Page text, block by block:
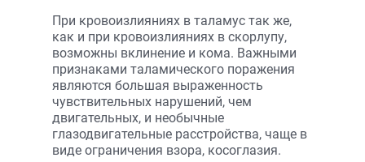
При кровоизлияниях в таламус так же,
как и при кровоизлияниях в скорлупу,
возможны вклинение и кома. Важными
признаками таламического поражения
являются большая выраженность
чувствительных нарушений, чем
двигательных, и необычные
глазодвигательные расстройства, чаще в
виде ограничения взора, косоглазия.